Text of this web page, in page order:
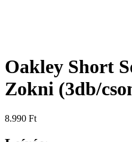
Oakley Short
Zokni (3db/
8.990 Ft